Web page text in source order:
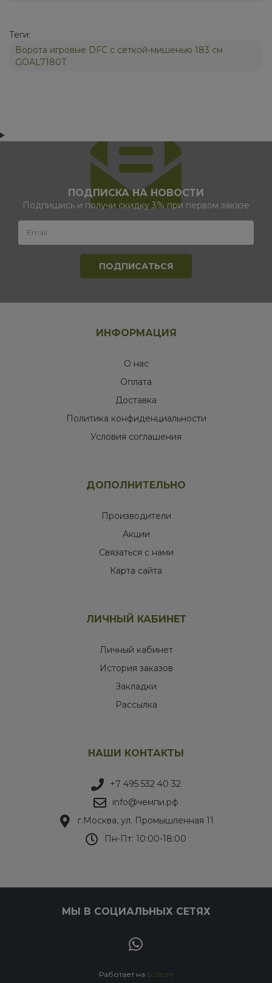
Теги:
Ворота игровые DFC с сеткой-мишенью 183 см
GOAL7180T
ПОДПИСКА НА НОВОСТИ
Подпишись и получи скидку 3% при первом заказе
ИНФОРМАЦИЯ
О нас
Оплата
Доставка
Политика конфиденциальности
Условия соглашения
ДОПОЛНИТЕЛЬНО
Производители
Акции
Связаться с нами
Карта сайта
ЛИЧНЫЙ КАБИНЕТ
Личный кабинет
История заказов
Закладки
Рассылка
НАШИ КОНТАКТЫ
+7 495 532 40 32
info@чемпи.рф
г.Москва, ул. Промышленная 11
Пн-Пт: 10:00-18:00
МЫ В СОЦИАЛЬНЫХ СЕТЯХ
Работает на ocStore